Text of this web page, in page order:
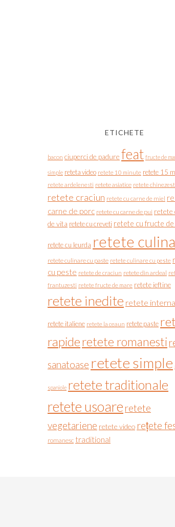
ETICHETE
bacon ciuperci de padure feat fructe de
simple reteta video retete 10 minute retete 15
retete ardelenesti retete asiatice retete
retete craciun retete cu carne de miel
carne de porc retete cu carne de pui retete
de vita retete cu creveti retete cu fructe de
retete cu leurda retete
retete culinare cu paste retete culinare cu peste
cu peste retete de craciun retete din ardeal
frantuzesti retete fructe de mare retete ieftine
retete inedite retete
retete italiene retete la ceaun retete paste
rapideretete romanesti
sanatoase retete simple
spaniole retete traditionale
retete usoare retete
vegetariene retete video rețete
romanesc traditional